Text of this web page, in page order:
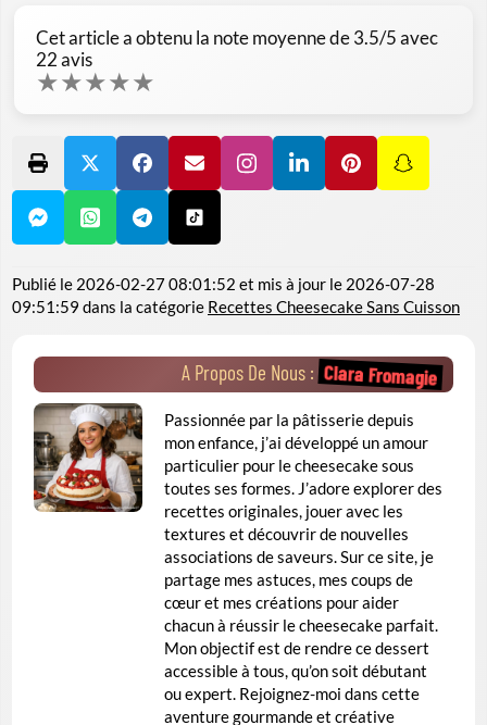
Cet article a obtenu la note moyenne de3.5/5 avec
22avis
★★★★★
Publié le 2026-02-27 08:01:52 et mis à jour le 2026-07-28
09:51:59 dans la catégorie Recettes Cheesecake Sans Cuisson
A Propos De Nous : Clara Fromagie
Passionnée par la pâtisserie depuis
mon enfance, j’ai développé un amour
particulier pour le cheesecake sous
toutes ses formes. J’adore explorer des
recettes originales, jouer avec les
textures et découvrir de nouvelles
associations de saveurs. Sur ce site, je
partage mes astuces, mes coups de
cœur et mes créations pour aider
chacun à réussir le cheesecake parfait.
Mon objectif est de rendre ce dessert
accessible à tous, qu’on soit débutant
ou expert. Rejoignez-moi dans cette
aventure gourmande et créative